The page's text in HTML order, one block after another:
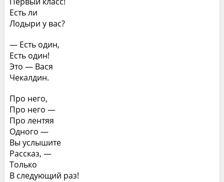
Есть ли
Лодыри у вас?
— Есть один,
Есть один!
Это — Вася
Чекалдин.
Про него,
Про него —
Про лентяя
Одного —
Вы услышите
Рассказ, —
Только
В следующий раз!